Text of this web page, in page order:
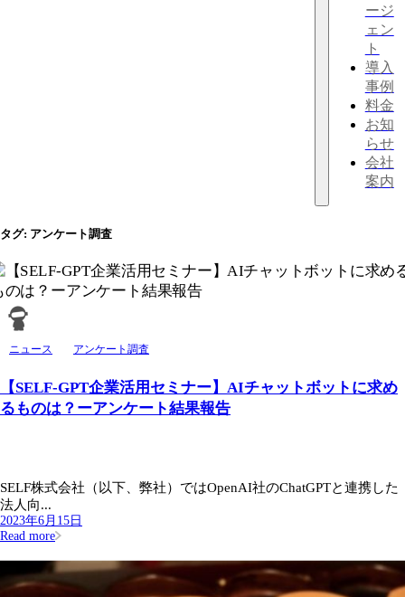
ージ
ェン
ト
導入
事例
料金
お知
らせ
会社
案内
タグ: アンケート調査
ニュース アンケート調査
【SELF-GPT企業活用セミナー】AIチャットボットに求め
るものは？ーアンケート結果報告
SELF株式会社（以下、弊社）ではOpenAI社のChatGPTと連携した
法人向...
2023年6月15日
Read more